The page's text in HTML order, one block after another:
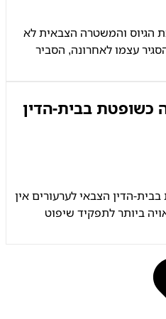
הגיוס והמשטרה הצבאית לא
עצמו לאחרונה, הסביר
מספיק כדי להתמודד עם
כשופטת בבית-הדין
הדין הצבאי לערעורים אין
ביותר לתפקיד שיפוט
היא שקולה ומאוזנת, משפטנית